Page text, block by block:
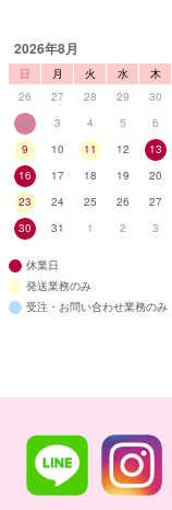
2026年8月
日 月 火 水 木
26
27 28 29 30
2
3 4 5 6
9
10 11 12 13
16
17 18 19 20
23
24 25 26 27
30
31 1 2 3
休業日
発送業務のみ
受注・お問い合わせ業務のみ